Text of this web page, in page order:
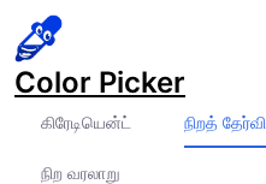
Color Picker
கிரேடியென்ட் நிறத் தேர்வி
நிற வரலாறு